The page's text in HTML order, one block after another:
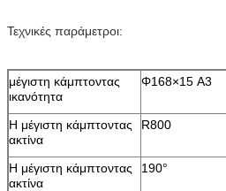
Τεχνικές παράμετροι:
μέγιστη κάμπτοντας
ικανότητα
Φ168×15 A3
Η μέγιστη κάμπτοντας
ακτίνα
R800
Η μέγιστη κάμπτοντας
ακτίνα
190°